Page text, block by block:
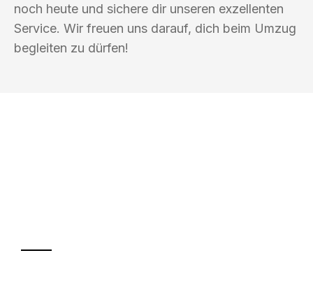
noch heute und sichere dir unseren exzellenten
Service. Wir freuen uns darauf, dich beim Umzug
begleiten zu dürfen!